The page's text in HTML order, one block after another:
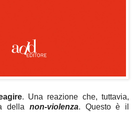
. Una reazione che, tuttavia,
della non-violenza. Questo è il